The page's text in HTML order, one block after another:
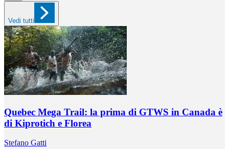
Vedi tutti
Quebec Mega Trail: la prima di GTWS in Canada è
di Kiprotich e Florea
Stefano Gatti